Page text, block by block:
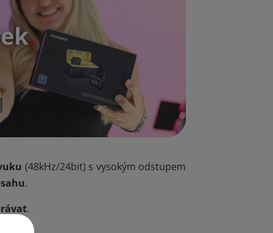
(48kHz/24bit) s vysokým odstupem
.
.